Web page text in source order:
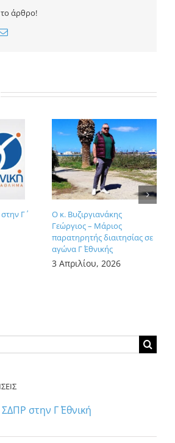
άρθρο!
Email
Γ΄
Ο κ. Βυζιργιανάκης
Γεώργιος – Μάριος
παρατηρητής διαιτησίας σε
αγώνα Γ΄ Εθνικής
3 Απριλίου, 2026
στην Γ΄ Εθνική